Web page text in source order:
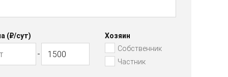
(₽/cут)
Хозяин
Собственник
Частник